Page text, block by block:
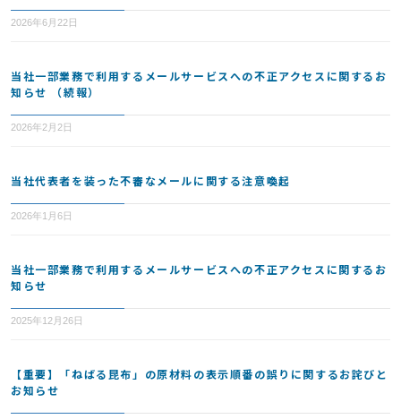
2026年6月22日
当社一部業務で利用するメールサービスへの不正アクセスに関するお
知らせ （続報）
2026年2月2日
当社代表者を装った不審なメールに関する注意喚起
2026年1月6日
当社一部業務で利用するメールサービスへの不正アクセスに関するお
知らせ
2025年12月26日
【重要】「ねばる昆布」の原材料の表示順番の誤りに関するお詫びと
お知らせ